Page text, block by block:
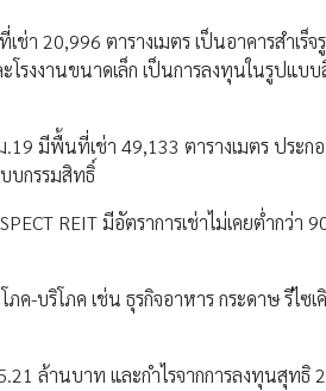
า 20,996 ตารางเมตร เป็นอาคารสำเ
รงงานขนาดเล็ก เป็นการลงทุนในรูปแบบ
มีพื้นที่เช่า 49,133 ตารางเมตร ประก
บกรรมสิทธิ์
REIT มีอัตราการเช่าไม่เคยต่ำกว่า
-บริโภค เช่น ธุรกิจอาหาร กระดาษ รีไซ
ล้านบาท และกำไรจากการลงทุนสุทธิ